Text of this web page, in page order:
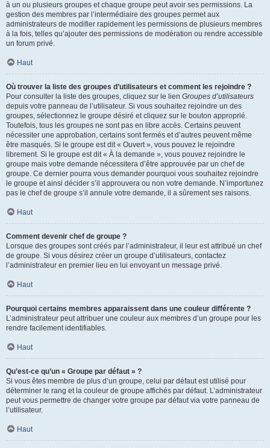
à un ou plusieurs groupes et chaque groupe peut avoir ses permissions. La
gestion des membres par l’intermédiaire des groupes permet aux
administrateurs de modifier rapidement les permissions de plusieurs membres
à la fois, telles qu’ajouter des permissions de modération ou rendre accessible
un forum privé.
Haut
Où trouver la liste des groupes d’utilisateurs et comment les rejoindre ?
Pour consulter la liste des groupes, cliquez sur le lien Groupes d’utilisateurs
depuis votre panneau de l’utilisateur. Si vous souhaitez rejoindre un des
groupes, sélectionnez le groupe désiré et cliquez sur le bouton approprié.
Toutefois, tous les groupes ne sont pas en libre accès. Certains peuvent
nécessiter une approbation, certains sont fermés et d’autres peuvent même
être masqués. Si le groupe est dit « Ouvert », vous pouvez le rejoindre
librement. Si le groupe est dit « À la demande », vous pouvez rejoindre le
groupe mais votre demande nécessitera d’être approuvée par un chef de
groupe. Ce dernier pourra vous demander pourquoi vous souhaitez rejoindre
le groupe et ainsi décider s’il approuvera ou non votre demande. N’importunez
pas le chef de groupe s’il annule votre demande, il a sûrement ses raisons.
Haut
Comment devenir chef de groupe ?
Lorsque des groupes sont créés par l’administrateur, il leur est attribué un chef
de groupe. Si vous désirez créer un groupe d’utilisateurs, contactez
l’administrateur en premier lieu en lui envoyant un message privé.
Haut
Pourquoi certains membres apparaissent dans une couleur différente ?
L’administrateur peut attribuer une couleur aux membres d’un groupe pour les
rendre facilement identifiables.
Haut
Qu’est-ce qu’un « Groupe par défaut » ?
Si vous êtes membre de plus d’un groupe, celui par défaut est utilisé pour
déterminer le rang et la couleur de groupe affichés par défaut. L’administrateur
peut vous permettre de changer votre groupe par défaut via votre panneau de
l’utilisateur.
Haut